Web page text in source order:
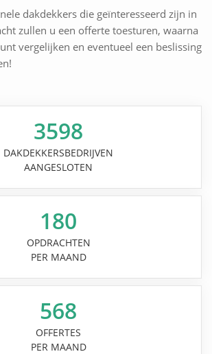
dakdekkers die geïnteresseerd zijn in
zullen u een offerte toesturen, waarna
vergelijken en eventueel een beslissing
3598
DAKDEKKERSBEDRIJVEN
AANGESLOTEN
180
OPDRACHTEN
PER MAAND
568
OFFERTES
PER MAAND